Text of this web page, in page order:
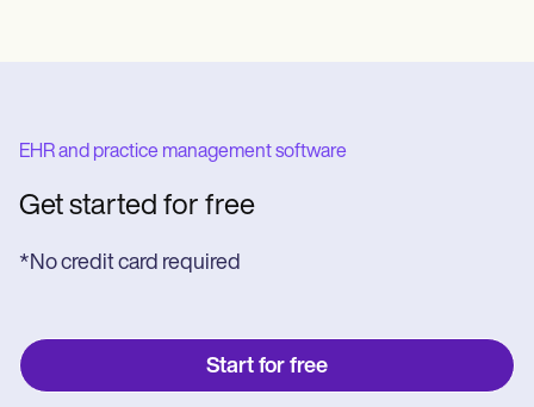
EHR and practice management software
Get started for free
*No credit card required
Start for free